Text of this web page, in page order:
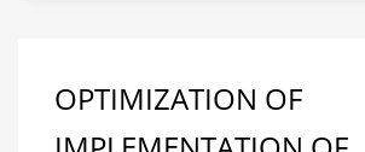
OPTIMIZATION OF